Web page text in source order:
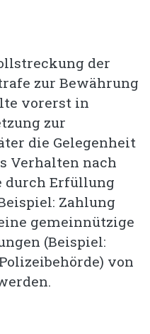
der
zur Bewährung
vorerst in
zur
die Gelegenheit
Verhalten nach
durch Erfüllung
Zahlung
gemeinnützige
(Beispiel:
von